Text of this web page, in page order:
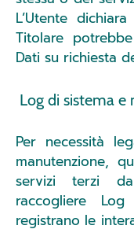
L’Utente
Titolare
Dati su richiesta
Log di sistema e
Per necessità
manutenzione,
servizi terzi
raccogliere
registrano le